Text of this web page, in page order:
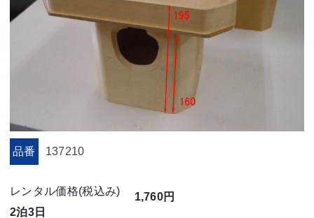
品番 137210
レンタル価格(税込み)
2泊3日
1,760円